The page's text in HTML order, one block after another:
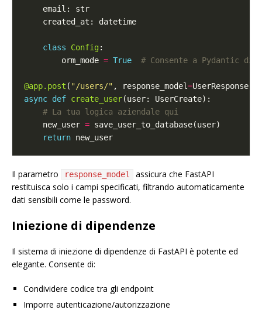
class Config
        orm_mode
= True # Consente a Pydantic di
@app.post ( "/users/" , response_model=
async def create_user
# La tua logica aziendale qui
    new_user
=
return
Il parametro response_model
assicura che FastAPI
restituisca solo i campi specificati, filtrando automaticamente
dati sensibili come le password.
Iniezione di dipendenze
Il sistema di iniezione di dipendenze di FastAPI è potente ed
elegante. Consente di:
Condividere codice tra gli endpoint
Imporre autenticazione/autorizzazione